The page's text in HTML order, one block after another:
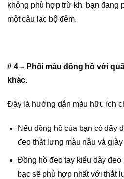
không phù hợp trừ khi bạn đang
một câu lạc bộ đêm.
# 4 – Phối màu đồng hồ với
khác.
Đây là hướng dẫn màu hữu ích
Nếu đồng hồ của bạn có dây
đeo thắt lưng màu nâu và giày
Đồng hồ đeo tay kiểu dây đeo
bạc sẽ phù hợp nhất với thắt